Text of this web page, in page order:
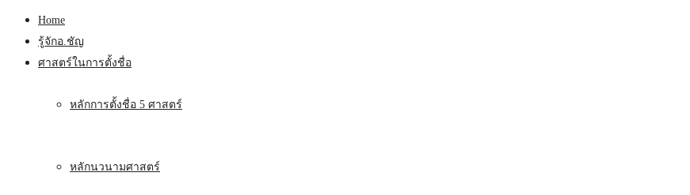
Home
รู้จักอ.ชัญ
ศาสตร์ในการตั้งชื่อ
หลักการตั้งชื่อ 5 ศาสตร์
หลักนวนามศาสตร์